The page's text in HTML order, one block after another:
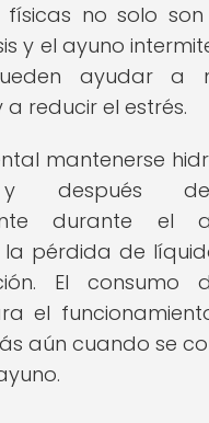
físicas no solo
y el ayuno
ayudar a
a reducir el estrés.
mantenerse
después
durante el
pérdida de
El
el
aún cuando se